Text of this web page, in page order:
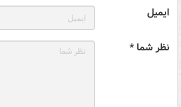
ایمیل
نظر شما *